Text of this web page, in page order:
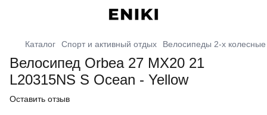
Каталог Спорт и активный отдых Велосипеды 2-х колесные
Велосипед Orbea 27 MX20 21
L20315NS S Ocean - Yellow
Оставить отзыв